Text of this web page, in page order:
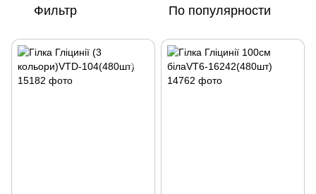
Фильтр По популярности